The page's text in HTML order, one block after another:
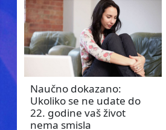
Naučno dokazano:
Ukoliko se ne udate do
22. godine vaš život
nema smisla